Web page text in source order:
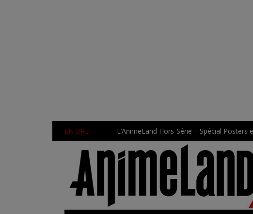
EN BREF L’AnimeLand Hors-Série – Spécial Posters